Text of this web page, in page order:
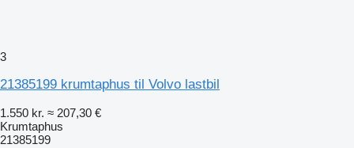
3
21385199 krumtaphus til Volvo lastbil
1.550 kr. ≈ 207,30 €
Krumtaphus
21385199